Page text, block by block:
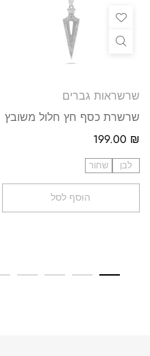
שרשראות גברים
שרשרת כסף חץ חלול משובץ
199.00 ₪
לבן שחור
הוסף לסל